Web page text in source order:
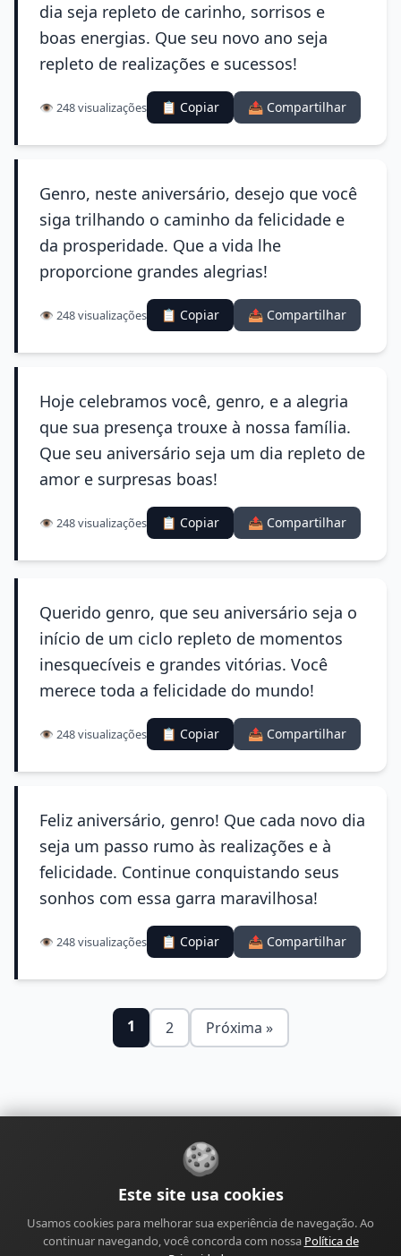
dia seja repleto de carinho, sorrisos e
boas energias. Que seu novo ano seja
repleto de realizações e sucessos!
👁️ 248 visualizações 📋 Copiar 📤 Compartilhar
Genro, neste aniversário, desejo que você
siga trilhando o caminho da felicidade e
da prosperidade. Que a vida lhe
proporcione grandes alegrias!
👁️ 248 visualizações 📋 Copiar 📤 Compartilhar
Hoje celebramos você, genro, e a alegria
que sua presença trouxe à nossa família.
Que seu aniversário seja um dia repleto de
amor e surpresas boas!
👁️ 248 visualizações 📋 Copiar 📤 Compartilhar
Querido genro, que seu aniversário seja o
início de um ciclo repleto de momentos
inesquecíveis e grandes vitórias. Você
merece toda a felicidade do mundo!
👁️ 248 visualizações 📋 Copiar 📤 Compartilhar
Feliz aniversário, genro! Que cada novo dia
seja um passo rumo às realizações e à
felicidade. Continue conquistando seus
sonhos com essa garra maravilhosa!
👁️ 248 visualizações 📋 Copiar 📤 Compartilhar
1 2 Próxima »
ContatoPolítica de Privacidade
Política de Correções Política de Monetização
Perfil do AutorTermos de UsoSiteSitemap
🍪
Este site usa cookies
Usamos cookies para melhorar sua experiência de navegação. Ao
continuar navegando, você concorda com nossa Política de